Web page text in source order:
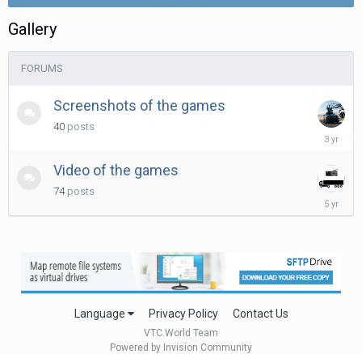
Gallery
FORUMS
Screenshots of the games
40 posts
January
2023
Video of the games
74 posts
January
20,
Language Privacy Policy Contact Us
VTC.World Team
Powered by Invision Community